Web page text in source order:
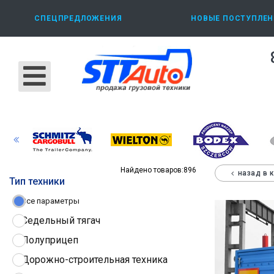
СПЕЦПРЕДЛОЖЕНИЯ НОВЫЕ
Найдено товаров:896
Тип техники
Все параметры
Седельный тягач
Полуприцеп
Дорожно-строительная техника
назад в